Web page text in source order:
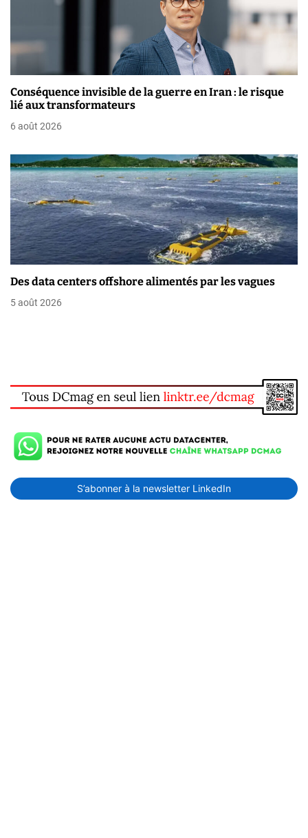
t
i
c
l
e
Conséquence invisible de la guerre en Iran : le risque
lié aux transformateurs
6 août 2026
Des data centers offshore alimentés par les vagues
5 août 2026
S’abonner à la newsletter LinkedIn